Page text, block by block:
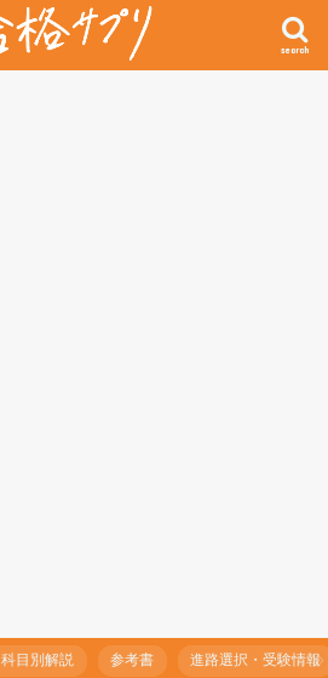
search
科目別解説 参考書 進路選択・受験情報